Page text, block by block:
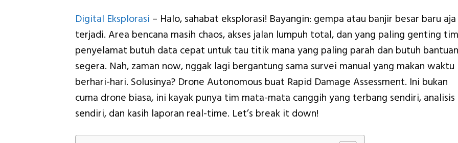
Digital Eksplorasi – Halo, sahabat eksplorasi! Bayangin: gempa atau banjir besar baru aja
terjadi. Area bencana masih chaos, akses jalan lumpuh total, dan yang paling genting tim
penyelamat butuh data cepat untuk tau titik mana yang paling parah dan butuh bantuan
segera. Nah, zaman now, nggak lagi bergantung sama survei manual yang makan waktu
berhari-hari. Solusinya? Drone Autonomous buat Rapid Damage Assessment. Ini bukan
cuma drone biasa, ini kayak punya tim mata-mata canggih yang terbang sendiri, analisis
sendiri, dan kasih laporan real-time. Let’s break it down!